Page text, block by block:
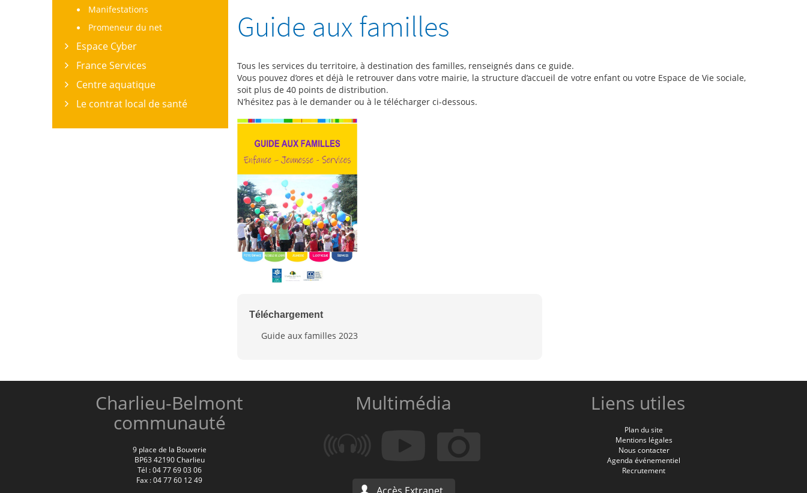
Manifestations
Promeneur du net
Espace Cyber
France Services
Centre aquatique
Le contrat local de santé
Guide aux familles
Tous les services du territoire, à destination des familles, renseignés dans ce guide.
Vous pouvez d’ores et déjà le retrouver dans votre mairie, la structure d’accueil de votre enfant ou votre Espace de Vie sociale,
soit plus de 40 points de distribution.
N’hésitez pas à le demander ou à le télécharger ci-dessous.
Téléchargement
Guide aux familles 2023
Charlieu-Belmont
communauté
9 place de la Bouverie
BP63 42190 Charlieu
Tél : 04 77 69 03 06
Fax : 04 77 60 12 49
Multimédia Liens utiles
Plan du site
Mentions légales
Nous contacter
Agenda événementiel
Recrutement